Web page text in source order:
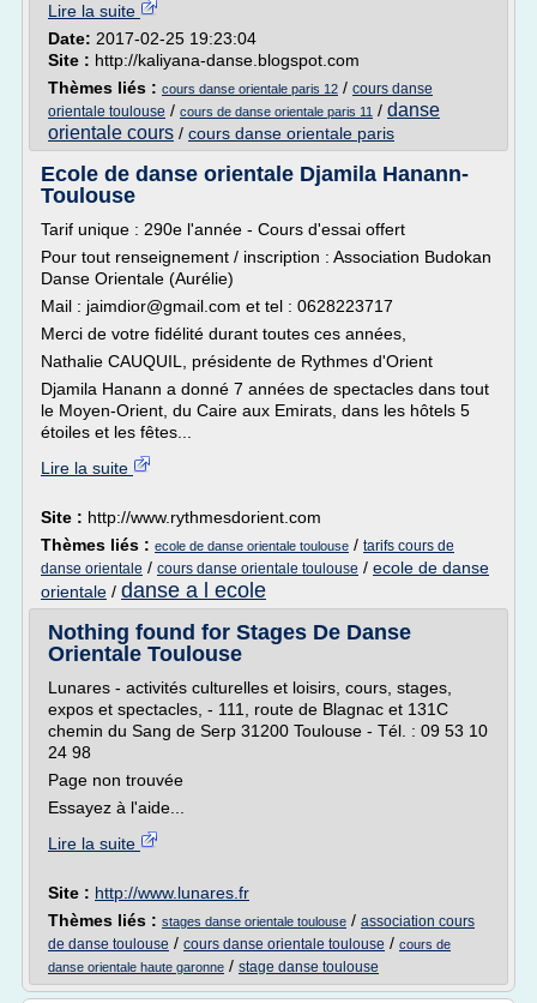
Lire la suite
Date: 2017-02-25 19:23:04
Site : http://kaliyana-danse.blogspot.com
Thèmes liés : cours danse orientale paris 12 / cours danse
orientale toulouse / cours de danse orientale paris 11 / danse
orientale cours / cours danse orientale paris
Ecole de danse orientale Djamila Hanann-
Toulouse
Tarif unique : 290e l'année - Cours d'essai offert
Pour tout renseignement / inscription : Association Budokan
Danse Orientale (Aurélie)
Mail : jaimdior@gmail.com et tel : 0628223717
Merci de votre fidélité durant toutes ces années,
Nathalie CAUQUIL, présidente de Rythmes d'Orient
Djamila Hanann a donné 7 années de spectacles dans tout
le Moyen-Orient, du Caire aux Emirats, dans les hôtels 5
étoiles et les fêtes...
Lire la suite
Site : http://www.rythmesdorient.com
Thèmes liés : ecole de danse orientale toulouse / tarifs cours de
danse orientale / cours danse orientale toulouse / ecole de danse
orientale / danse a l ecole
Nothing found for Stages De Danse
Orientale Toulouse
Lunares - activités culturelles et loisirs, cours, stages,
expos et spectacles, - 111, route de Blagnac et 131C
chemin du Sang de Serp 31200 Toulouse - Tél. : 09 53 10
24 98
Page non trouvée
Essayez à l'aide...
Lire la suite
Site : http://www.lunares.fr
Thèmes liés : stages danse orientale toulouse / association cours
de danse toulouse / cours danse orientale toulouse / cours de
danse orientale haute garonne / stage danse toulouse